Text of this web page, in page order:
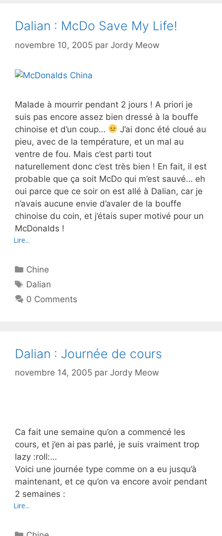
Dalian : McDo Save My Life!
novembre 10, 2005 par Jordy Meow
Malade à mourrir pendant 2 jours ! A priori je
suis pas encore assez bien dressé à la bouffe
chinoise et d’un coup…
J’ai donc été cloué au
pieu, avec de la température, et un mal au
ventre de fou. Mais c’est parti tout
naturellement donc c’est très bien ! En fait, il est
probable que ça soit McDo qui m’est sauvé… eh
oui parce que ce soir on est allé à Dalian, car je
n’avais aucune envie d’avaler de la bouffe
chinoise du coin, et j’étais super motivé pour un
McDonalds !
Lire...
Catégories
Chine
Étiquettes
Dalian
0 Comments
Dalian : Journée de cours
novembre 14, 2005 par Jordy Meow
Ca fait une semaine qu’on a commencé les
cours, et j’en ai pas parlé, je suis vraiment trop
lazy :roll:…
Voici une journée type comme on a eu jusqu’à
maintenant, et ce qu’on va encore avoir pendant
2 semaines :
Lire...
Catégories